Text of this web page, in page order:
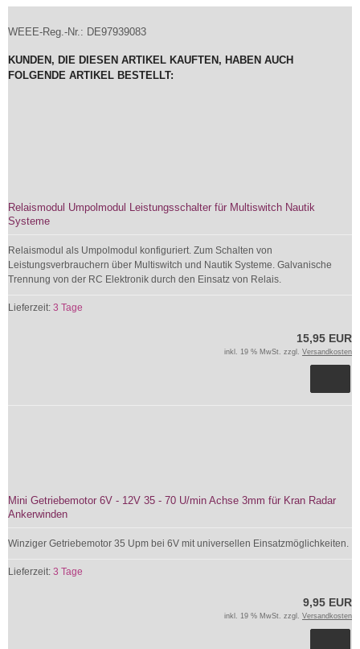
WEEE-Reg.-Nr.: DE97939083
KUNDEN, DIE DIESEN ARTIKEL KAUFTEN, HABEN AUCH
FOLGENDE ARTIKEL BESTELLT:
Relaismodul Umpolmodul Leistungsschalter für Multiswitch Nautik
Systeme
Relaismodul als Umpolmodul konfiguriert. Zum Schalten von
Leistungsverbrauchern über Multiswitch und Nautik Systeme. Galvanische
Trennung von der RC Elektronik durch den Einsatz von Relais.
Lieferzeit: 3 Tage
15,95 EUR
inkl. 19 % MwSt. zzgl. Versandkosten
Mini Getriebemotor 6V - 12V 35 - 70 U/min Achse 3mm für Kran Radar
Ankerwinden
Winziger Getriebemotor 35 Upm bei 6V mit universellen Einsatzmöglichkeiten.
Lieferzeit: 3 Tage
9,95 EUR
inkl. 19 % MwSt. zzgl. Versandkosten